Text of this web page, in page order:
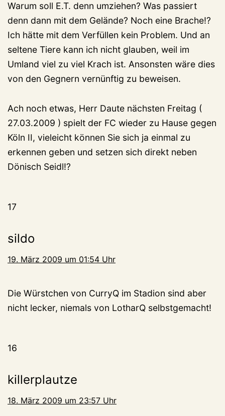
Warum soll E.T. denn umziehen? Was passiert
denn dann mit dem Gelände? Noch eine Brache!?
Ich hätte mit dem Verfüllen kein Problem. Und an
seltene Tiere kann ich nicht glauben, weil im
Umland viel zu viel Krach ist. Ansonsten wäre dies
von den Gegnern vernünftig zu beweisen.
Ach noch etwas, Herr Daute nächsten Freitag (
27.03.2009 ) spielt der FC wieder zu Hause gegen
Köln II, vieleicht können Sie sich ja einmal zu
erkennen geben und setzen sich direkt neben
Dönisch Seidl!?
17
sildo
19. März 2009 um 01:54 Uhr
Die Würstchen von CurryQ im Stadion sind aber
nicht lecker, niemals von LotharQ selbstgemacht!
16
killerplautze
18. März 2009 um 23:57 Uhr